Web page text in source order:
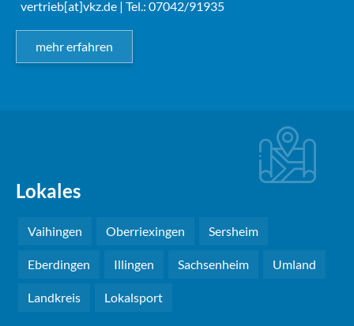
vertrieb[at]vkz.de | Tel.: 07042/91935
mehr erfahren
Lokales
Vaihingen Oberriexingen Sersheim
Eberdingen Illingen Sachsenheim Umland
Landkreis Lokalsport